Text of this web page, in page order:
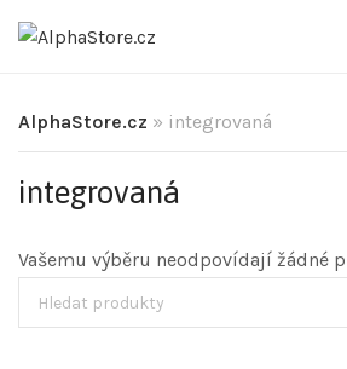
AlphaStore.cz » integrovaná
integrovaná
Vašemu výběru neodpovídají žádné